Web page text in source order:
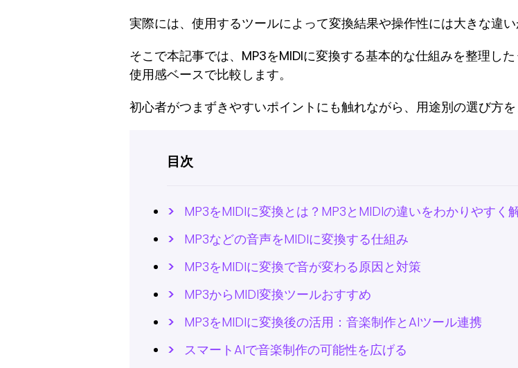
実際には、使用するツールによって変換結果や操作性には大きな違い
そこで本記事では、MP3をMIDIに変換する基本的な仕組みを整理し
使用感ベースで比較します。
初心者がつまずきやすいポイントにも触れながら、用途別の選び方を
目次
MP3をMIDIに変換とは？MP3とMIDIの違いをわかりやすく
MP3などの音声をMIDIに変換する仕組み
MP3をMIDIに変換で音が変わる原因と対策
MP3からMIDI変換ツールおすすめ
MP3をMIDIに変換後の活用：音楽制作とAIツール連携
スマートAIで音楽制作の可能性を広げる